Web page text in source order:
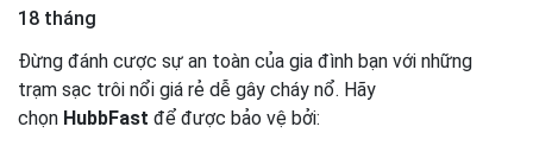
18 tháng
Đừng đánh cược sự an toàn của gia đình bạn với những
trạm sạc trôi nổi giá rẻ dễ gây cháy nổ. Hãy
chọn HubbFast để được bảo vệ bởi: